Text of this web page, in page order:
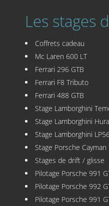
Les stages
Coffrets cadeau
Mc Laren 600 LT
Ferrari 296 GTB
Ferrari F8 Tributo
Ferrari 488 GTB
Stage Lamborghini
Stage Lamborghini
Stage Lamborghini
Stage Porsche Cayman
Stages de drift / glisse
Pilotage Porsche 991
Pilotage Porsche 992
Pilotage Porsche 991